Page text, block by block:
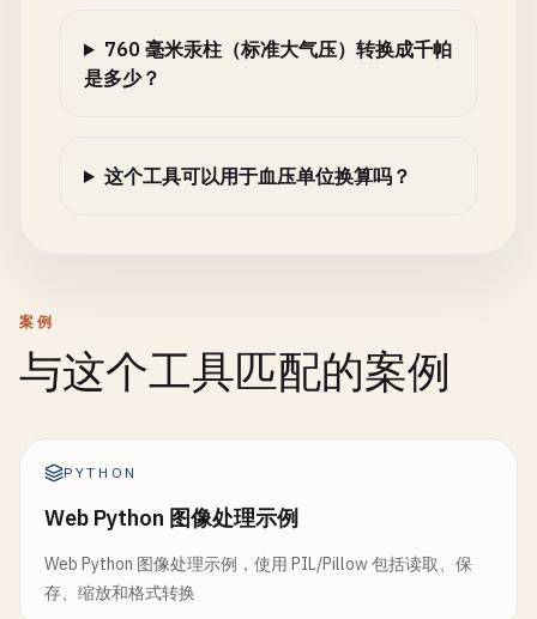
760 毫米汞柱（标准大气压）转换成千帕
是多少？
这个工具可以用于血压单位换算吗？
案例
与这个工具匹配的案例
PYTHON
Web Python 图像处理示例
Web Python 图像处理示例，使用 PIL/Pillow 包括读取、保
存、缩放和格式转换